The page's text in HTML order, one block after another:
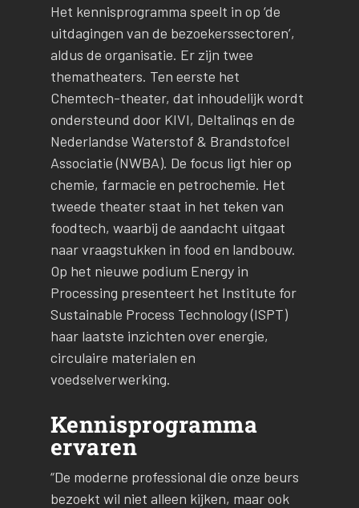
Het kennisprogramma speelt in op ‘de
uitdagingen van de bezoekerssectoren’,
aldus de organisatie. Er zijn twee
thematheaters. Ten eerste het
Chemtech-theater, dat inhoudelijk wordt
ondersteund door KIVI, Deltalinqs en de
Nederlandse Waterstof & Brandstofcel
Associatie (NWBA). De focus ligt hier op
chemie, farmacie en petrochemie. Het
tweede theater staat in het teken van
foodtech, waarbij de aandacht uitgaat
naar vraagstukken in food en landbouw.
Op het nieuwe podium Energy in
Processing presenteert het Institute for
Sustainable Process Technology (ISPT)
haar laatste inzichten over energie,
circulaire materialen en
voedselverwerking.
Kennisprogramma
ervaren
“De moderne professional die onze beurs
bezoekt wil niet alleen kijken, maar ook